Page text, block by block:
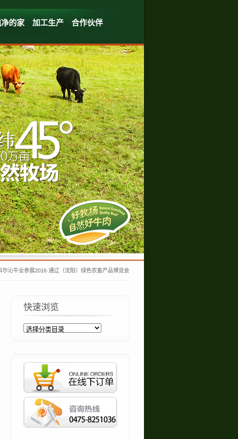
的家 加工生产
合作伙伴
尔沁牛业参展2016·通辽（沈阳）绿色农畜产品博览会
快速浏览